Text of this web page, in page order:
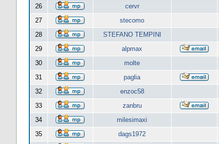
26
cervr
27
stecomo
28
STEFANO TEMPINI
29
alpmax
30
molte
31
paglia
32
enzoc58
33
zanbru
34
milesimaxi
35
dags1972